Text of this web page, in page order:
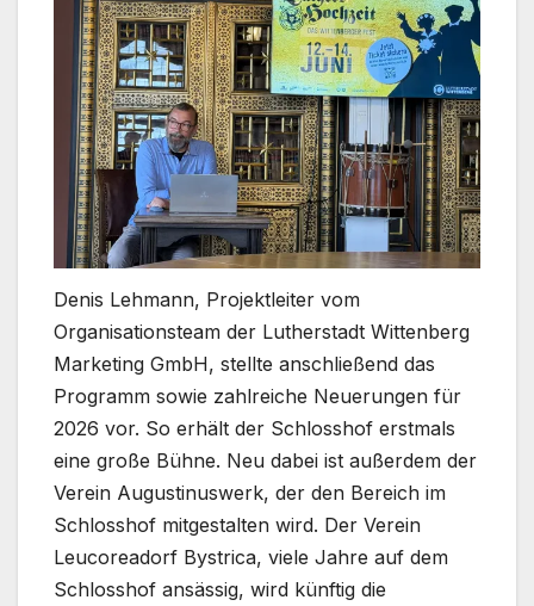
Denis Lehmann, Projektleiter vom
Organisationsteam der Lutherstadt Wittenberg
Marketing GmbH, stellte anschließend das
Programm sowie zahlreiche Neuerungen für
2026 vor. So erhält der Schlosshof erstmals
eine große Bühne. Neu dabei ist außerdem der
Verein Augustinuswerk, der den Bereich im
Schlosshof mitgestalten wird. Der Verein
Leucoreadorf Bystrica, viele Jahre auf dem
Schlosshof ansässig, wird künftig die